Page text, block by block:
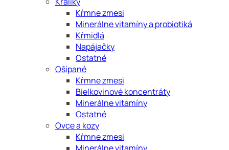
Kŕmne zmesi
Minerálne vitamíny a probiotiká
Kŕmidlá
Napájačky
Ostatné
Ošípané
Kŕmne zmesi
Bielkovinové koncentráty
Minerálne vitamíny
Ostatné
Ovce a kozy
Kŕmne zmesi